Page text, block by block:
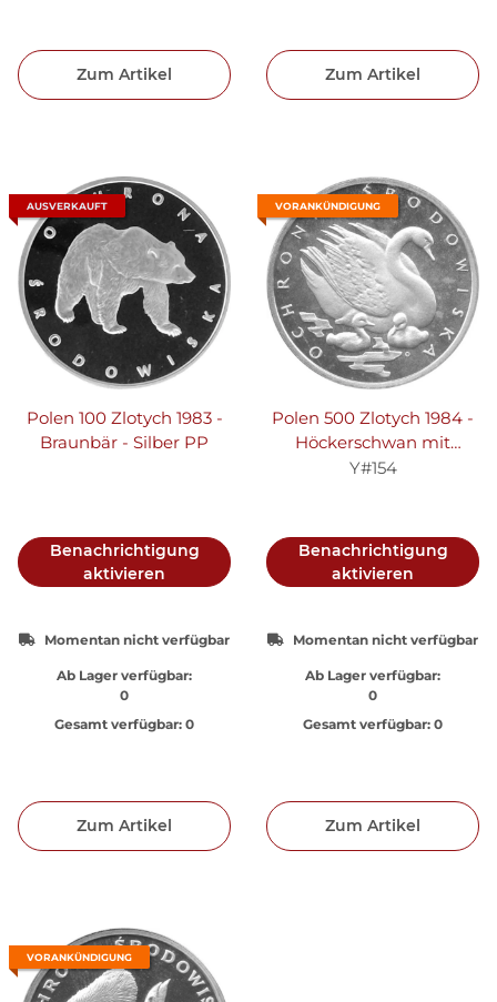
Zum Artikel Zum Artikel
AUSVERKAUFT
Polen 100 Zlotych 1983 -
Braunbär - Silber PP
Benachrichtigung
aktivieren
Momentan nicht verfügbar
Ab Lager verfügbar:
0
Gesamt verfügbar: 0
Zum Artikel
VORANKÜNDIGUNG
Polen 500 Zlotych 1984 -
Höckerschwan mit
Jungen - Silber PP
Y#154
Benachrichtigung
aktivieren
Momentan nicht verfügbar
Ab Lager verfügbar:
0
Gesamt verfügbar: 0
Zum Artikel
VORANKÜNDIGUNG